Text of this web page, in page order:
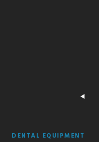
DENTAL EQUIPMENT